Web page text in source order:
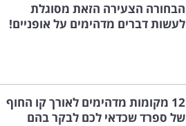
הבחורה הצעירה הזאת מסוגלת
לעשות דברים מדהימים על אופניים!
12 מקומות מדהימים לאורך קו החוף
של ספרד שכדאי לכם לבקר בהם